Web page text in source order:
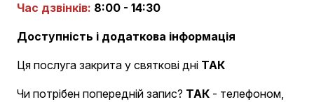
Час дзвінків: 8:00 - 14:30
Доступність і додаткова інформація
Ця послуга закрита у святкові дні ТАК
Чи потрібен попередній запис? ТАК - телефоном,